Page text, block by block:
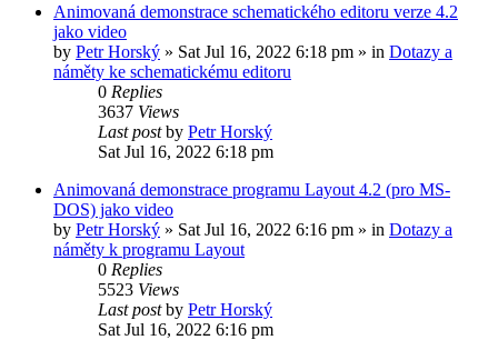
Animovaná demonstrace schematického editoru verze 4.2
jako video
by Petr Horský » Sat Jul 16, 2022 6:18 pm » in Dotazy a
náměty ke schematickému editoru
0 Replies
3637 Views
Last postby Petr Horský
Sat Jul 16, 2022 6:18 pm
Animovaná demonstrace programu Layout 4.2 (pro MS-
DOS) jako video
by Petr Horský » Sat Jul 16, 2022 6:16 pm » in Dotazy a
náměty k programu Layout
0 Replies
5523 Views
Last postby Petr Horský
Sat Jul 16, 2022 6:16 pm